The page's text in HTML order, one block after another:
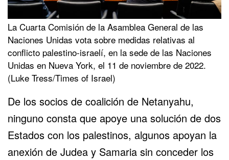
La Cuarta Comisión de la Asamblea General de las
Naciones Unidas vota sobre medidas relativas al
conflicto palestino-israelí, en la sede de las Naciones
Unidas en Nueva York, el 11 de noviembre de 2022.
(Luke Tress/Times of Israel)
De los socios de coalición de Netanyahu,
ninguno consta que apoye una solución de dos
Estados con los palestinos, algunos apoyan la
anexión de Judea y Samaria sin conceder los